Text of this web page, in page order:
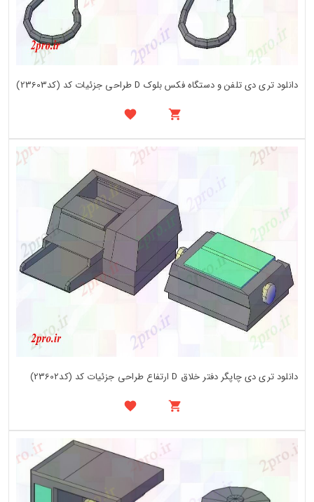
دانلود تری دی تلفن و دستگاه فکس بلوک D طراحی جزئیات کد (کد23603)
دانلود تری دی چاپگر دفتر خلاق D ارتفاع طراحی جزئیات کد (کد23602)